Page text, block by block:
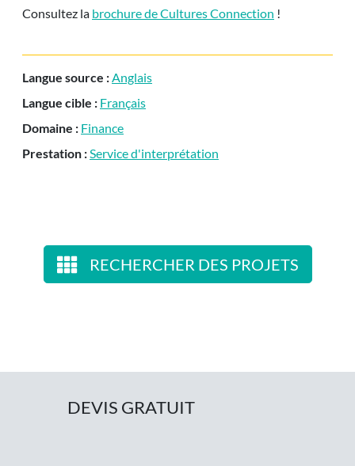
Consultez la brochure de Cultures Connection !
Langue source :Anglais
Langue cible : Français
Domaine : Finance
Prestation :Service d'interprétation
RECHERCHER DES PROJETS
DEVIS GRATUIT